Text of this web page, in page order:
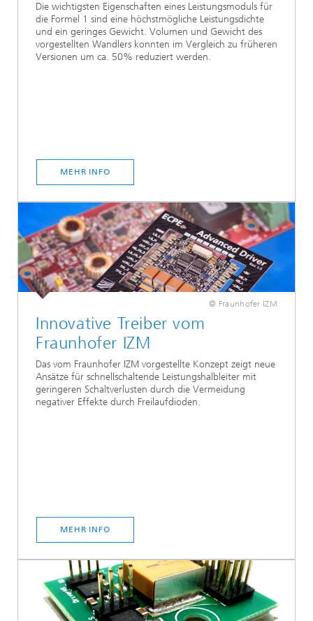
Die wichtigsten Eigenschaften eines Leistungsmoduls für
die Formel 1 sind eine höchstmögliche Leistungsdichte
und ein geringes Gewicht. Volumen und Gewicht des
vorgestellten Wandlers konnten im Vergleich zu früheren
Versionen um ca. 50% reduziert werden.
MEHR INFO
© Fraunhofer IZM
Innovative Treiber vom
Fraunhofer IZM
Das vom Fraunhofer IZM vorgestellte Konzept zeigt neue
Ansätze für schnellschaltende Leistungshalbleiter mit
geringeren Schaltverlusten durch die Vermeidung
negativer Effekte durch Freilaufdioden.
MEHR INFO